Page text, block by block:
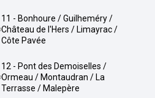
11 - Bonhoure / Guilheméry /
Château de l'Hers / Limayrac /
Côte Pavée
12 - Pont des Demoiselles /
Ormeau / Montaudran / La
Terrasse / Malepère